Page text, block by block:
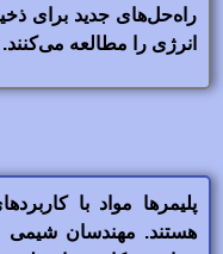
راه‌حل‌های جدید برای
انرژی را مطالعه می‌کنند.
پلیمرها مواد با
هستند. مهندسان